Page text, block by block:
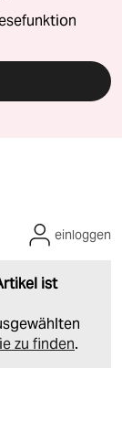
ist
zu finden.
einloggen